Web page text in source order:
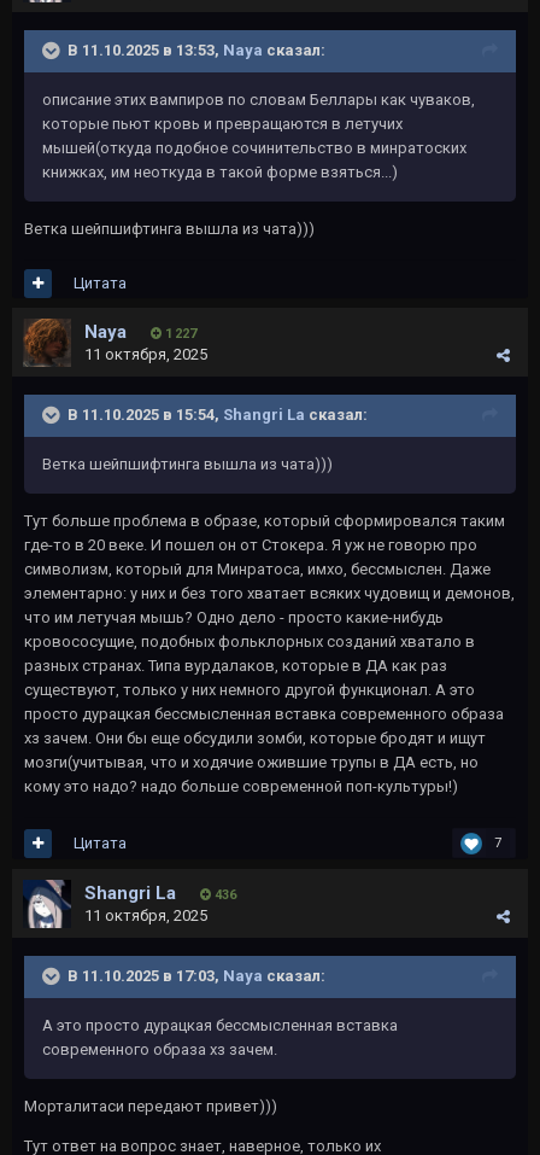
В 11.10.2025 в 13:53, Naya сказал:
описание этих вампиров по словам Беллары как чуваков,
которые пьют кровь и превращаются в летучих
мышей(откуда подобное сочинительство в минратоских
книжках, им неоткуда в такой форме взяться...)
Ветка шейпшифтинга вышла из чата)))
Цитата
Naya 1 227
11 октября, 2025
В 11.10.2025 в 15:54, Shangri La сказал:
Ветка шейпшифтинга вышла из чата)))
Тут больше проблема в образе, который сформировался таким
где-то в 20 веке. И пошел он от Стокера. Я уж не говорю про
символизм, который для Минратоса, имхо, бессмыслен. Даже
элементарно: у них и без того хватает всяких чудовищ и демонов,
что им летучая мышь? Одно дело - просто какие-нибудь
кровососущие, подобных фольклорных созданий хватало в
разных странах. Типа вурдалаков, которые в ДА как раз
существуют, только у них немного другой функционал. А это
просто дурацкая бессмысленная вставка современного образа
хз зачем. Они бы еще обсудили зомби, которые бродят и ищут
мозги(учитывая, что и ходячие ожившие трупы в ДА есть, но
кому это надо? надо больше современной поп-культуры!)
7
Цитата
Shangri La 436
11 октября, 2025
В 11.10.2025 в 17:03, Naya сказал:
А это просто дурацкая бессмысленная вставка
современного образа хз зачем.
Морталитаси передают привет)))
Тут ответ на вопрос знает, наверное, только их